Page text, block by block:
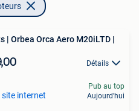
| Orbea Orca Aero M20iLTD |
Détails
site internet
Pub au top
Aujourd'hui